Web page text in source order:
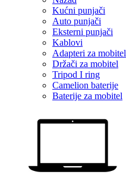
Kućni punjači
Auto punjači
Eksterni punjači
Kablovi
Adapteri za mobitel
Držači za mobitel
Tripod I ring
Camelion baterije
Baterije za mobitel